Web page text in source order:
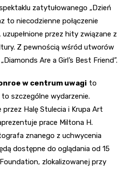
zatytułowanego „Dzień
to niecodzienne połączenie
uzupełnione przez hity związane z
Z pewnością wśród utworów
Are a Girl’s Best Friend”.
w centrum uwagi to
szczególne wydarzenie.
Halę Stulecia i Krupa Art
prace Miltona H.
znanego z uchwycenia
dostępne do oglądania od 15
zlokalizowanej przy